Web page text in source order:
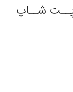
پــت شــاپ